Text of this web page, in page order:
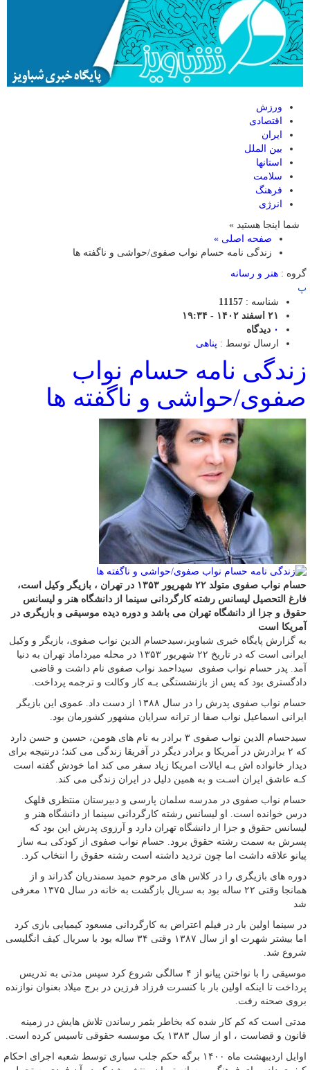
ورزش
اقتصادی
ایران
بین الملل
استانها
سلامت
فرهنگ
انرژی
شما اینجا هستید »
صفحه اصلی »
زندگی نامه حسام نواب صفوی/حواشی و ناگفته ها
گروه : هنر و رسانه
پ
شناسه : 11157
۲۱ اسفند ۱۴۰۲ - ۱۹:۳۴
۰ دیدگاه
ارسال توسط : پناهی
زندگی نامه حسام نواب
صفوی/حواشی و ناگفته ها
حسام نواب صفوی متولد ۲۲ شهریور ۱۳۵۳ در تهران ، بازیگر وکیل است،
فارغ التحصیل لیسانس رشته کارگردانی سینما از دانشگاه هنر و لیسانس
حقوق و جزا از دانشگاه تهران می باشد و دوره دیده موسیقی و بازیگری در
آمریکا است
به گزارش پایگاه خبری شباویز،سیدحسام‌ الدین نواب‌ صفوی، بازیگر و وکیل
ایرانی است که در تاریخ ۲۲ شهریور ۱۳۵۳ در محله میرداماد تهران به دنیا
آمد. پدر حسام نواب صفوی سیداحمد نواب صفوی نام داشت و قاضی
دادگستری بود که پس از بازنشستگی بـه کار وکالت و ترجمه پرداخت.
حسام نواب صفوی پدرش را در سال ۱۳۸۸ از دست داد. عموی این بازیگر
ایرانی اسماعیل نواب صفا از ترانه‌ سرایان مشهور کشورمان بود.
سیدحسام الدین نواب صفوی ۳ برادر به نام های هومن، حسین و حسن دارد
که ۲ برادرش در آمریکا و برادر دیگر در آفریقا زندگی می کند؛ درنتیجه برای
دیدار خانواده اش بـه ایالات امریکا زیاد سفر می‌ کند اما خودش گفته است
کـه عاشق ایران اسـت و به همین دلیل در ایران زندگی می‌ کند.
حسام نواب صفوی در مدرسه سلمان پارسی و دبیرستان منتظری قلهک
درس خوانده است. او لیسانس رشته کارگردانی سینما از دانشگاه هنر و
لیسانس حقوق و جزا از دانشگاه تهران دارد و آرزوی پدرش این بود که
پسرش به سمت رشته حقوق برود. حسام نواب صفوی از کودکی بـه ساز
پیانو علاقه داشت اما چون تردید داشته است رشته حقوق را انتخاب کرد.
دوره های بازیگری را در کلاس های مرحوم حمید سمندریان گذراند و از
همانجا وقتی ۲۲ ساله بود به سریال بازگشت به خانه در سال ۱۳۷۵ معرفی
شد
در سینما اولین بار در فیلم اعتراض به کارگردانی مسعود کیمیایی بازی کرد
اما بیشتر شهرت او از سال ۱۳۸۷ وقتی ۳۴ ساله بود با سریال کیف انگلیسی
شروع شد.
موسیقی را با نواختن پیانو از ۴ سالگی شروع کرد سپس مدتی به تدریس
پرداخت تا اینکه اولین بار با کنسرت فرزاد فرزین در برج میلاد بعنوان نوازنده
بروی صحنه رفت.
مدتی است که کم کار شده که بخاطر بثمر رساندن تلاش هایش در زمینه
قانون و قضاست ، او از سال ۱۳۸۳ یک موسسه حقوقی تاسیس کرده است.
اوایل اردیبهشت ماه ۱۴۰۰ برگه حکم جلب سیاری توسط شعبه اجرای احکام